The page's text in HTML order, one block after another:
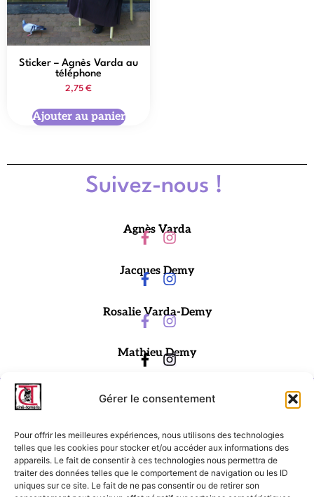
Gérer le consentement
Pour offrir les meilleures expériences, nous utilisons des technologies
telles que les cookies pour stocker et/ou accéder aux informations des
appareils. Le fait de consentir à ces technologies nous permettra de
traiter des données telles que le comportement de navigation ou les ID
uniques sur ce site. Le fait de ne pas consentir ou de retirer son
Sticker – Agnès Varda au
téléphone
2,75 €
Ajouter au panier
Suivez-nous !
Agnès Varda
Jacques Demy
Rosalie Varda-Demy
Mathieu Demy
Ciné-Tamaris